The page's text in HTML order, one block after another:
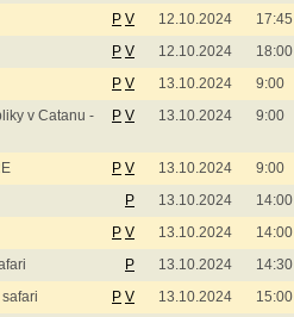
P V 12.10.2024 17:45
P V 12.10.2024 18:00
P V 13.10.2024 9:00
v Catanu -
P V 13.10.2024 9:00
P V 13.10.2024 9:00
P 13.10.2024 14:00
P V 13.10.2024 14:00
P 13.10.2024 14:30
P V 13.10.2024 15:00